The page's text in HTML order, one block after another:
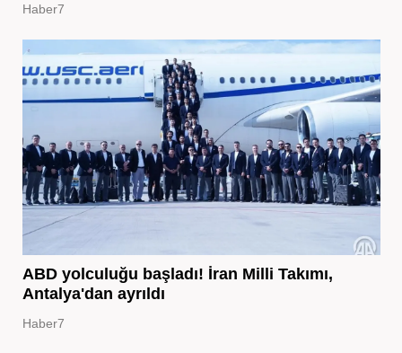
Haber7
ABD yolculuğu başladı! İran Milli Takımı,
Antalya'dan ayrıldı
Haber7